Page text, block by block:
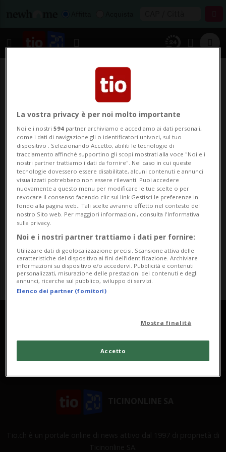
La vostra privacy è per noi molto importante
Noi e i nostri594 partner archiviamo e accediamo ai dati personali,
come i dati di navigazione gli o identificatori univoci, sul tuo
dispositivo . Selezionando Accetto, abiliti le tecnologie di
tracciamento affinché supportino gli scopi mostrati alla voce "Noi e i
nostri partner trattiamo i dati da fornire". Nel caso in cui queste
tecnologie dovessero essere disabilitate, alcuni contenuti e annunci
visualizzati potrebbero non essere rilevanti. Puoi accedere
nuovamente a questo menu per modificare le tue scelte o per
revocare il consenso facendo clic sul link Gestisci le preferenze in
fondo alla pagina web.. Tali scelte avranno effetto nel contesto del
nostro Sito web. Per maggiori informazioni, consulta l'Informativa
sulla privacy.
Noi e i nostri partner trattiamo i dati per fornire:
Utilizzare dati di geolocalizzazione precisi. Scansione attiva delle
caratteristiche del dispositivo ai fini dell’identificazione. Archiviare
informazioni su dispositivo e/o accedervi. Pubblicità e contenuti
personalizzati, misurazione delle prestazioni dei contenuti e degli
annunci, ricerche sul pubblico, sviluppo di servizi.
Elenco dei partner (fornitori)
Mostra finalità
Accetto